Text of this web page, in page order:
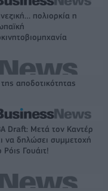
πολιορκία η
αποδοτικότητας
Draft: Μετά τον Καντέρ
να δηλώσει συμμετοχή
Ρόις Γουάιτ!